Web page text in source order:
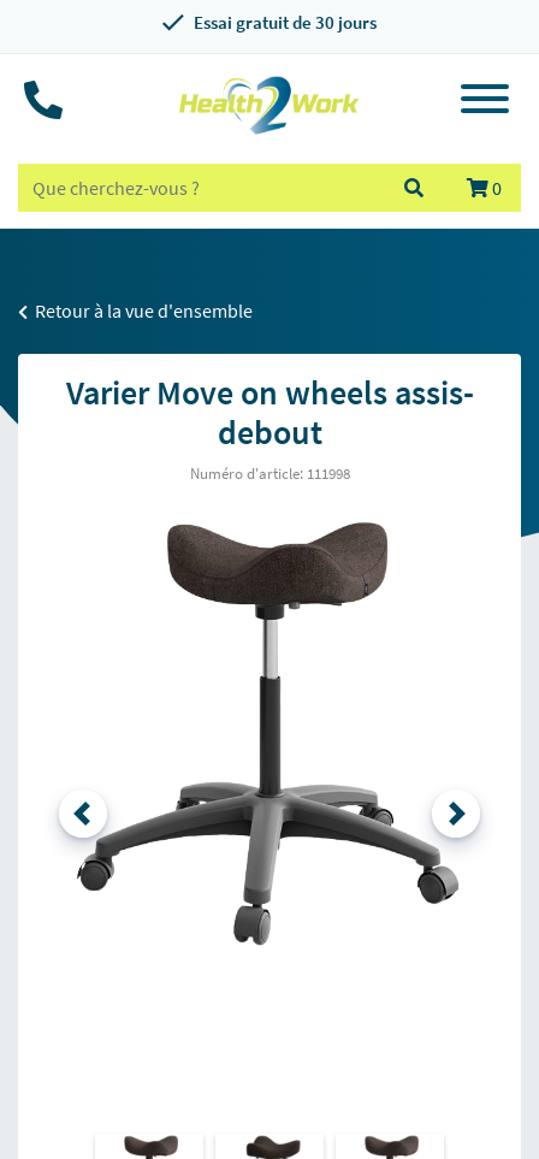
Essai gratuit de 30 jours
0
Retour à la vue d'ensemble
Varier Move on wheels assis-
debout
Numéro d'article: 111998